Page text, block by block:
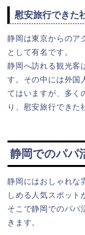
慰安旅行できた
静岡は東京からのア
として有名です。
静岡へ訪れる観光客
す。その中には外国
てはいますが、多く
り、慰安旅行できた
静岡でのパパ
静岡にはおしゃれな
しめる人気スポット
そこで静岡でのパパ
きます。